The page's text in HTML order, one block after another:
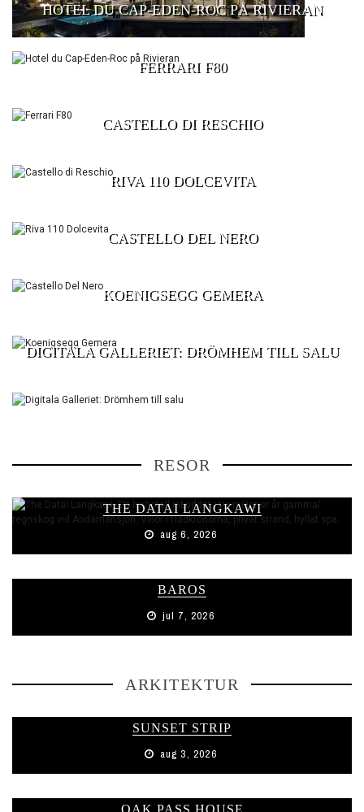
HOTEL DU CAP-EDEN-ROC PÅ RIVIERAN
FERRARI F80
CASTELLO DI RESCHIO
RIVA 110 DOLCEVITA
CASTELLO DEL NERO
KOENIGSEGG GEMERA
DIGITALA GALLERIET: DRÖMHEM TILL SALU
RESOR
THE DATAI LANGKAWI
aug 6, 2026
BAROS
jul 7, 2026
ARKITEKTUR
SUNSET STRIP
aug 3, 2026
OAK PASS HOUSE